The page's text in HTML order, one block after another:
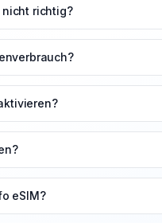
nicht richtig?
eSIM?